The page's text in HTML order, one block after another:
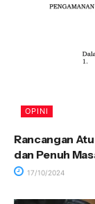
OPINI
Rancangan
dan Penuh
17/10/2024